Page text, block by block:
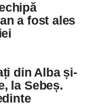
a fost ales
din Alba și-
la Sebeș.